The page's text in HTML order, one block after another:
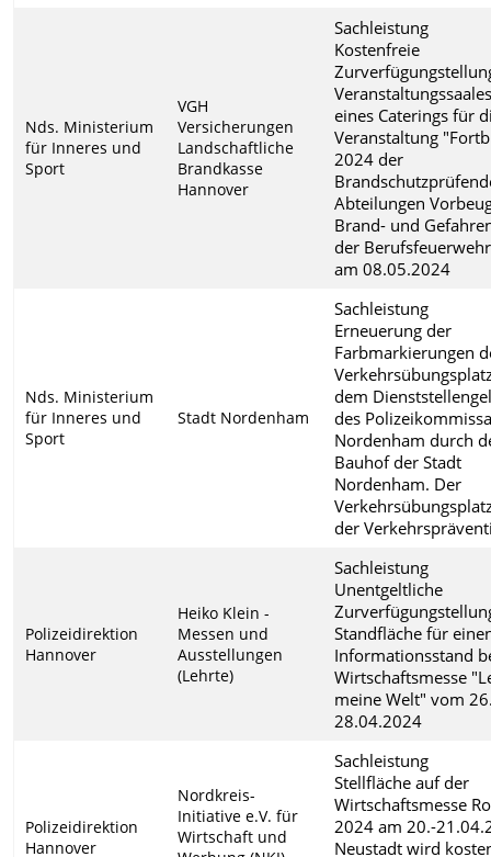
Nds. Ministerium
für Inneres und
Sport
VGH
Versicherungen
Landschaftliche
Brandkasse
Hannover
Sachleistung
Kostenfreie
eines Caterings für
Veranstaltung
2024 der
Abteilungen
Brand- und
der
am 08.05.2024
Nds. Ministerium
für Inneres und
Sport
Stadt Nordenham
Sachleistung
Erneuerung der
Farbmarkierungen
dem
des
Nordenham durch
Bauhof der Stadt
Nordenham. Der
der
Polizeidirektion
Hannover
Heiko Klein -
Messen und
Ausstellungen
(Lehrte)
Sachleistung
Unentgeltliche
Standfläche für
Informationsstand
Wirtschaftsmesse
meine Welt" vom
28.04.2024
Polizeidirektion
Hannover
Nordkreis-
Initiative e.V. für
Wirtschaft und
Sachleistung
Stellfläche auf der
Wirtschaftsmesse
2024 am 20.-
Neustadt wird